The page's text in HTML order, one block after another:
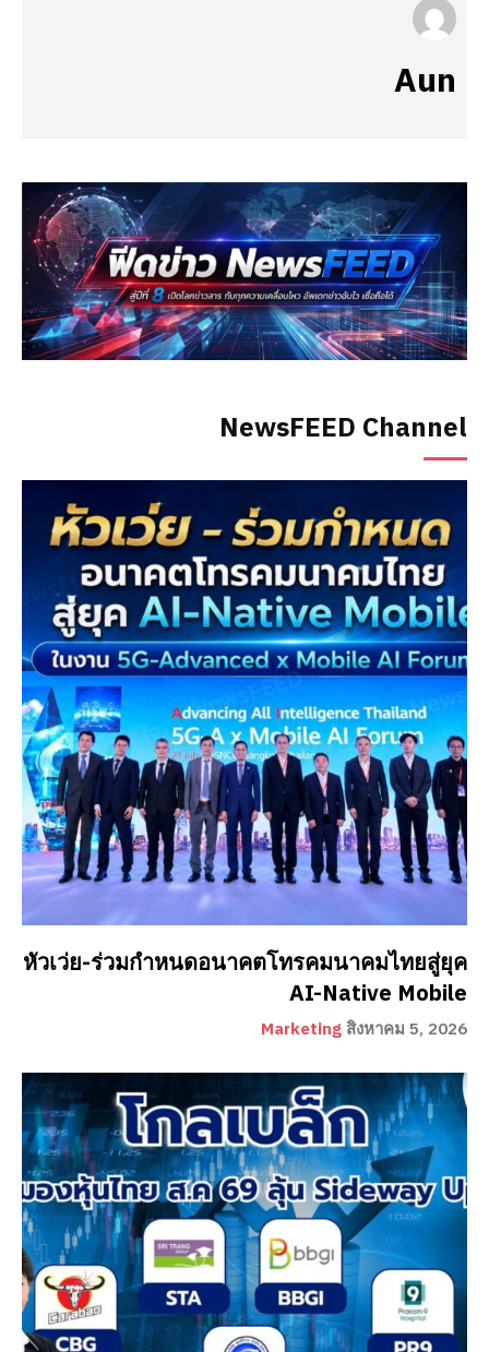
NewsFEED Channel
หัวเว่ย-ร่วมกำหนดอนาคตโทรคมนาคมไทยสู่ยุค
AI-Native Mobile
Marketing สิงหาคม 5, 2026
Aun